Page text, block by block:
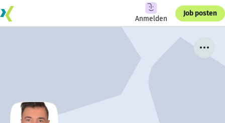
Anmelden
Job posten